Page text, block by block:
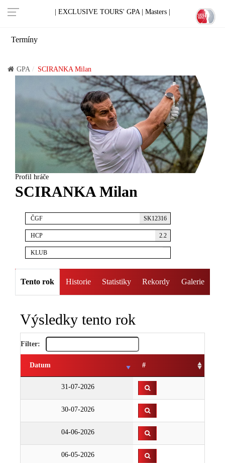
| EXCLUSIVE TOURS' GPA | Masters |
Termíny
GPA SCIRANKA Milan
Profil hráče
SCIRANKA Milan
ČGF SK12316
HCP 2.2
KLUB
Tento rok Historie Statistiky Rekordy Galerie
Výsledky tento rok
Filter:
Datum #
31-07-2026
30-07-2026
04-06-2026
06-05-2026